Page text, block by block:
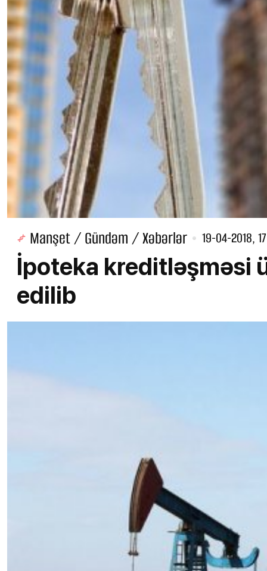
Manşet / Gündəm / Xəbərlər 19-04-2018,
İpoteka kreditləşməsi
edilib